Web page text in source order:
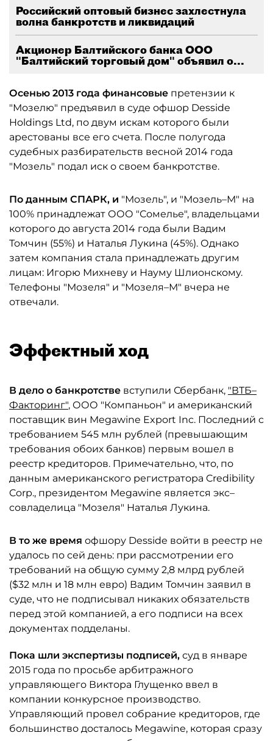
Российский оптовый бизнес захлестнула
волна банкротств и ликвидаций
Акционер Балтийского банка ООО
"Балтийский торговый дом" объявил о...
Осенью 2013 года финансовые претензии к
"Мозелю" предъявил в суде офшор Desside
Holdings Ltd, по двум искам которого были
арестованы все его счета. После полугода
судебных разбирательств весной 2014 года
"Мозель" подал иск о своем банкротстве.
По данным СПАРК, и "Мозель", и "Мозель–М" на
100% принадлежат ООО "Сомелье", владельцами
которого до августа 2014 года были Вадим
Томчин (55%) и Наталья Лукина (45%). Однако
затем компания стала принадлежать другим
лицам: Игорю Михневу и Науму Шлионскому.
Телефоны "Мозеля" и "Мозеля–М" вчера не
отвечали.
Эффектный ход
В дело о банкротстве вступили Сбербанк, "ВТБ–
Факторинг", ООО "Компаньон" и американский
поставщик вин Megawine Export Inc. Последний с
требованием 545 млн рублей (превышающим
требования обоих банков) первым вошел в
реестр кредиторов. Примечательно, что, по
данным американского регистратора Credibility
Corp., президентом Megawine является экс–
совладелица "Мозеля" Наталья Лукина.
В то же время офшору Desside войти в реестр не
удалось по сей день: при рассмотрении его
требований на общую сумму 2,8 млрд рублей
($32 млн и 18 млн евро) Вадим Томчин заявил в
суде, что не подписывал никаких обязательств
перед этой компанией, а его подписи на всех
документах подделаны.
Пока шли экспертизы подписей, суд в январе
2015 года по просьбе арбитражного
управляющего Виктора Глущенко ввел в
компании конкурсное производство.
Управляющий провел собрание кредиторов, где
большинство досталось Megawine, которая сразу